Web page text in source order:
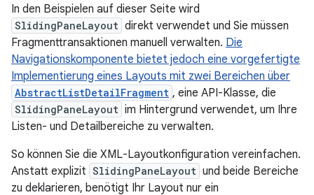
In den Beispielen auf dieser Seite wird
SlidingPaneLayout direkt verwendet und Sie müssen
Fragmenttransaktionen manuell verwalten. Die
Navigationskomponente bietet jedoch eine vorgefertigte
Implementierung eines Layouts mit zwei Bereichen über
AbstractListDetailFragment , eine API-Klasse, die
SlidingPaneLayout im Hintergrund verwendet, um Ihre
Listen- und Detailbereiche zu verwalten.
So können Sie die XML-Layoutkonfiguration vereinfachen.
Anstatt explizit SlidingPaneLayout und beide Bereiche
zu deklarieren, benötigt Ihr Layout nur ein